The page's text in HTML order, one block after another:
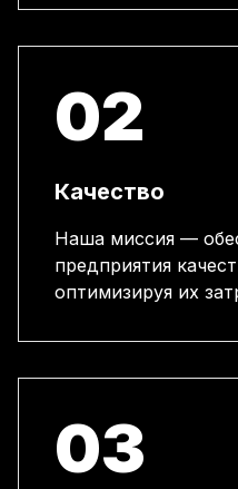
02
Качество
Наша миссия —
предприятия
оптимизируя их
03